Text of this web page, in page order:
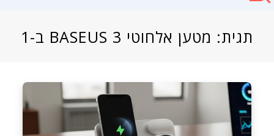
תגית: מטען אלחוטי BASEUS 3 ב-1